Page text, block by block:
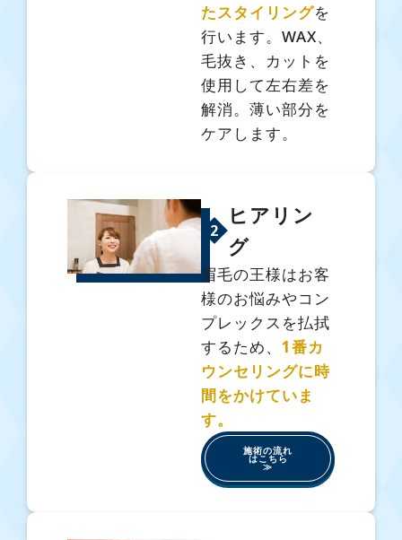
たスタイリングを
行います。WAX、
毛抜き、カットを
使用して左右差を
解消。薄い部分を
ケアします。
2
ヒアリン
グ
眉毛の王様はお客
様のお悩みやコン
プレックスを払拭
するため、 1番カ
ウンセリングに時
間をかけていま
す。
施術の流れ
はこちら
≫